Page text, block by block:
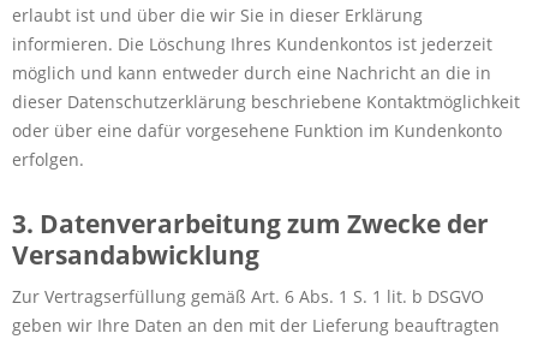
erlaubt ist und über die wir Sie in dieser Erklärung
informieren. Die Löschung Ihres Kundenkontos ist jederzeit
möglich und kann entweder durch eine Nachricht an die in
dieser Datenschutzerklärung beschriebene Kontaktmöglichkeit
oder über eine dafür vorgesehene Funktion im Kundenkonto
erfolgen.
3. Datenverarbeitung zum Zwecke der
Versandabwicklung
Zur Vertragserfüllung gemäß Art. 6 Abs. 1 S. 1 lit. b DSGVO
geben wir Ihre Daten an den mit der Lieferung beauftragten